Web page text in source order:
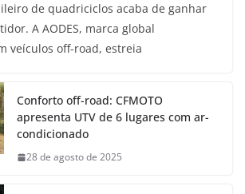
de quadriciclos acaba de ganhar
A AODES, marca global
veículos off-road, estreia
Conforto off-road: CFMOTO
apresenta UTV de 6 lugares com ar-
condicionado
28 de agosto de 2025